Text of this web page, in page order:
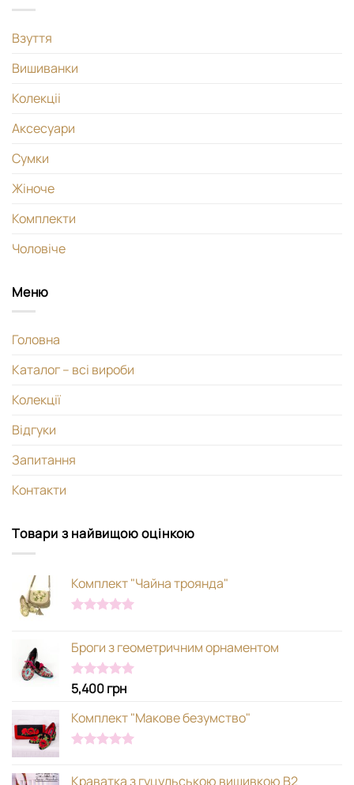
Взуття
Вишиванки
Колекціі
Аксесуари
Сумки
Жіноче
Комплекти
Чоловіче
Меню
Головна
Каталог – всі вироби
Колекції
Відгуки
Запитання
Контакти
Товари з найвищою оцінкою
Комплект "Чайна троянда"
Броги з геометричним орнаментом
Оцінено в
з 5
5,400грн
Комплект "Макове безумство"
Краватка з гуцульською вишивкою В2